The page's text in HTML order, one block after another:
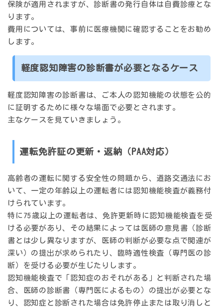
保険が適用されますが、診断書の発行自体は自費診療とな
ります。
費用については、事前に医療機関に確認することをお勧め
します。
軽度認知障害の診断書が必要となるケース
軽度認知障害の診断書は、ご本人の認知機能の状態を公的
に証明するために様々な場面で必要とされます。
主なケースを見ていきましょう。
運転免許証の更新・返納（PAA対応）
高齢者の運転に関する安全性の問題から、道路交通法にお
いて、一定の年齢以上の運転者には認知機能検査が義務付
けられています。
特に75歳以上の運転者は、免許更新時に 認知機能検査を受
ける必要があり、その結果によっては医師の 意見書（診断
書とは少し異なりますが、医師の判断が必要な点で関連が
深い） の提出が求められたり、臨時適性検査（専門医の診
断）を受ける必要が生じたりします。
認知機能検査で「認知症のおそれがある」と判断された場
合、医師の診断書（専門医によるもの）の提出が必要とな
り、認知症と診断された場合は免許停止または取り消しと